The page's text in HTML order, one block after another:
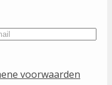
voorwaarden